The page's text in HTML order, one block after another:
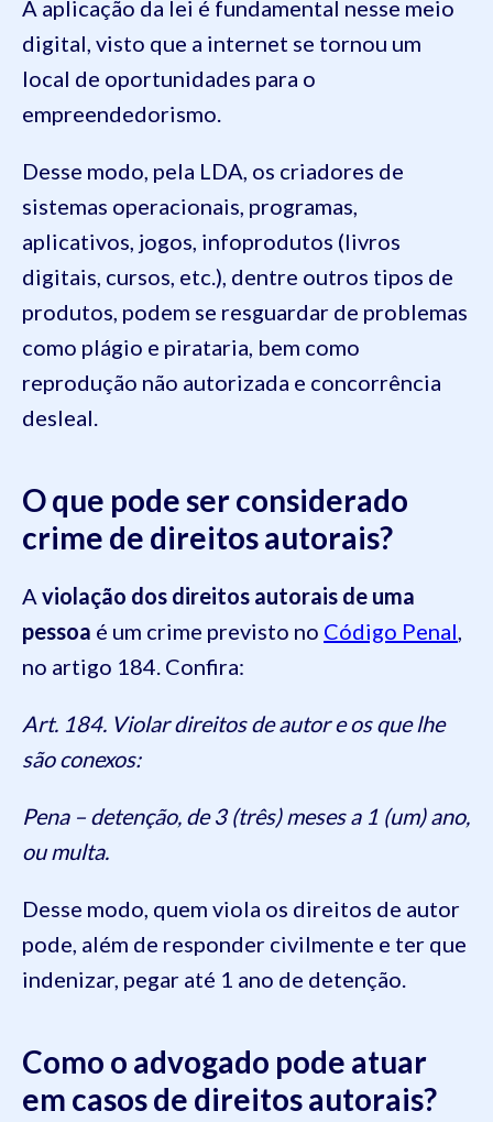
A aplicação da lei é fundamental nesse meio
digital, visto que a internet se tornou um
local de oportunidades para o
empreendedorismo.
Desse modo, pela LDA, os criadores de
sistemas operacionais, programas,
aplicativos, jogos, infoprodutos (livros
digitais, cursos, etc.), dentre outros tipos de
produtos, podem se resguardar de problemas
como plágio e pirataria, bem como
reprodução não autorizada e concorrência
desleal.
O que pode ser considerado
crime de direitos autorais?
A violação dos direitos autorais de uma
pessoa é um crime previsto no Código Penal,
no artigo 184. Confira:
Art. 184. Violar direitos de autor e os que lhe
são conexos:
Pena – detenção, de 3 (três) meses a 1 (um) ano,
ou multa.
Desse modo, quem viola os direitos de autor
pode, além de responder civilmente e ter que
indenizar, pegar até 1 ano de detenção.
Como o advogado pode atuar
em casos de direitos autorais?